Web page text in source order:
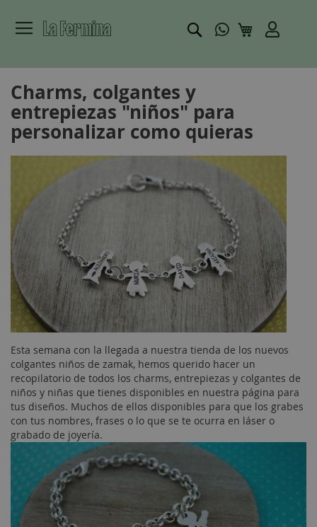
Buscar Mi carrito
Charms, colgantes y
entrepiezas "niños" para
personalizar como quieras
Esta semana con la llegada a nuestra tienda de los nuevos
colgantes niños de zamak, hemos querido hacer un
recopilatorio de todos los charms, entrepiezas y colgantes de
niños y niñas que tienes disponibles en nuestra página para
tus diseños. Muchos de ellos disponibles para que los grabes
con tus nombres, frases o lo que se te ocurra en láser o
grabado de joyería.